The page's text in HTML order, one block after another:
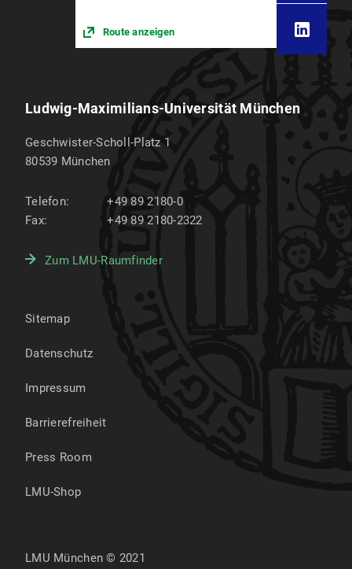
Route anzeigen
Ludwig-Maximilians-Universität München
Geschwister-Scholl-Platz 1
80539 München
Telefon:
+49 89 2180-0
Fax:
+49 89 2180-2322
Zum LMU-Raumfinder
Sitemap
Datenschutz
Impressum
Barrierefreiheit
Press Room
LMU-Shop
LMU München © 2021